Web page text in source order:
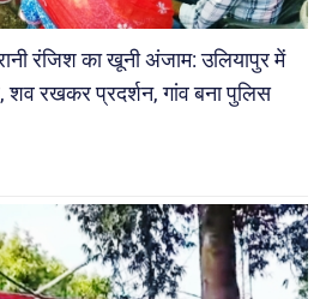
रंजिश का खूनी अंजाम: उलियापुर में
शव रखकर प्रदर्शन, गांव बना पुलिस